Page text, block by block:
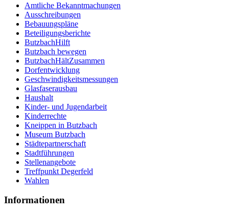
Amtliche Bekanntmachungen
Ausschreibungen
Bebauungspläne
Beteiligungsberichte
ButzbachHilft
Butzbach bewegen
ButzbachHältZusammen
Dorfentwicklung
Geschwindigkeitsmessungen
Glasfaserausbau
Haushalt
Kinder- und Jugendarbeit
Kinderrechte
Kneippen in Butzbach
Museum Butzbach
Städtepartnerschaft
Stadtführungen
Stellenangebote
Treffpunkt Degerfeld
Wahlen
Informationen